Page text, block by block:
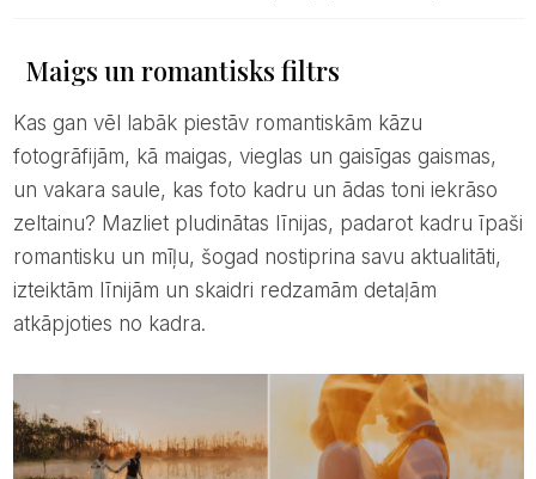
Maigs un romantisks filtrs
Kas gan vēl labāk piestāv romantiskām kāzu
fotogrāfijām, kā maigas, vieglas un gaisīgas gaismas,
un vakara saule, kas foto kadru un ādas toni iekrāso
zeltainu? Mazliet pludinātas līnijas, padarot kadru īpaši
romantisku un mīļu, šogad nostiprina savu aktualitāti,
izteiktām līnijām un skaidri redzamām detaļām
atkāpjoties no kadra.